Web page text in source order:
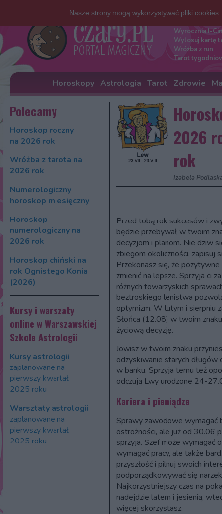
Darmowe
Wyrocznia I-
Wylosuj kartę
Wróżba z run
Tarot
Horoskopy Astrologia Tarot Zdrowie
Polecamy
Horoskop roczny
na 2026 rok
Wróżba z tarota na
2026 rok
Numerologiczny
horoskop miesięczny
Horoskop
numerologiczny na
2026 rok
Horoskop chiński na
rok Ognistego Konia
(2026)
Kursy i warszaty
online w Warszawskiej
Szkole Astrologii
Kursy astrologii
zaplanowane na
pierwszy kwartał
2025 roku
Warsztaty astrologii
zaplanowane na
pierwszy kwartał
2025 roku
2026
rok
Izabela
Przed tobą rok sukcesów i
będzie przebywał w twoim
decyzjom i planom. Nie dziw
zbiegom okoliczności, zapisuj
Przekonasz się, że
zmienić na lepsze. Sprzyja ci
różnych towarzyskich
beztroskiego lenistwa
optymizm. W lutym i sierpniu
Słońca (12.08) w twoim
życiową decyzję.
Jowisz w twoim znaku
odzyskiwanie starych długów
w banku. Sprzyja temu też
odczują Lwy urodzone 24-
Kariera i pieniądze
Sprawy zawodowe wymagać
ostrożności, ale już od 30.06
sprzyja. Szef może wymagać
wymagać pracy, ale także
przyszłość i pilnuj swoich
podporządkowywać się
Najkorzystniejszy czas na
nadejdzie latem i jesienią,
więcej skorzystasz.
Nasze strony mogą wykorzystywać pliki cookies.